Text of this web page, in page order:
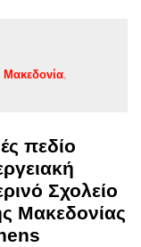
Μακεδονία
πεδίο
Σχολείο
Μακεδονίας